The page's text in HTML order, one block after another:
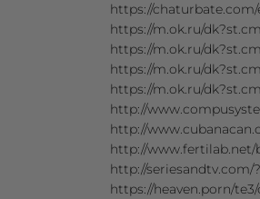
https://
https://m.ok.ru/
https://m.ok.ru/
https://m.ok.ru/
https://m.ok.ru/
http://
http://
http://www.fertilab.net/
http://seriesandtv.com/
https://heaven.porn/